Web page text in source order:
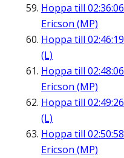
Hoppa till 02:36:06
Ericson (MP)
Hoppa till 02:46:19
(L)
Hoppa till 02:48:06
Ericson (MP)
Hoppa till 02:49:26
(L)
Hoppa till 02:50:58
Ericson (MP)